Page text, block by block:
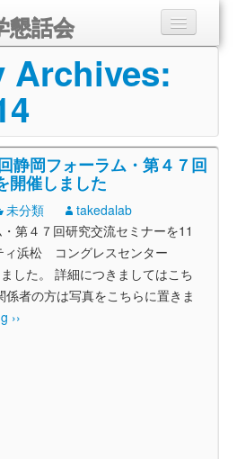
懇話会
話会とは
内
Archives:
静岡フォーラム・第４７回
開催しました
未分類
takedalab
第４７回研究交流セミナーを11
ィ浜松 コングレスセンター
した。 詳細につきましてはこち
者の方は写真をこちらに置きま
››